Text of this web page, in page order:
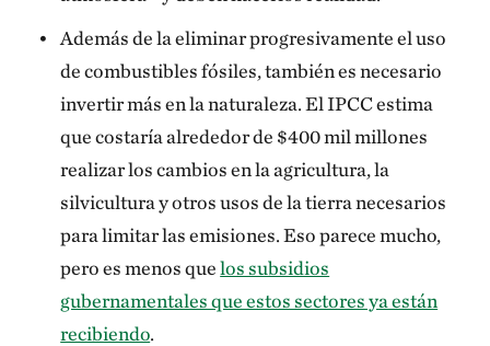
Además de la eliminar progresivamente el uso
de combustibles fósiles, también es necesario
invertir más en la naturaleza. El IPCC estima
que costaría alrededor de $400 mil millones
realizar los cambios en la agricultura, la
silvicultura y otros usos de la tierra necesarios
para limitar las emisiones. Eso parece mucho,
pero es menos quelos subsidios
gubernamentales que estos sectores ya están
recibiendo.